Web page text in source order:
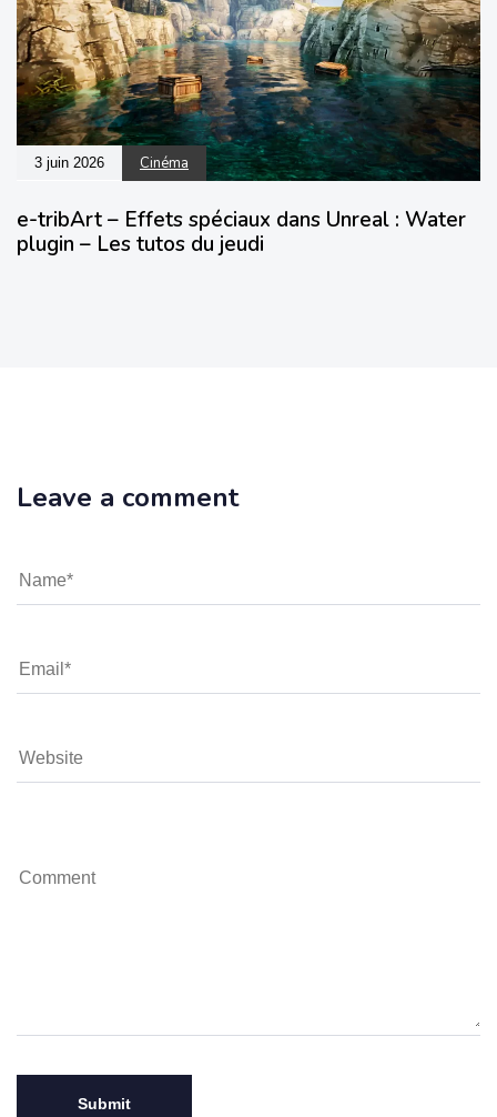
3 juin 2026 Cinéma
e-tribArt – Effets spéciaux dans Unreal : Water
plugin – Les tutos du jeudi
Leave a comment